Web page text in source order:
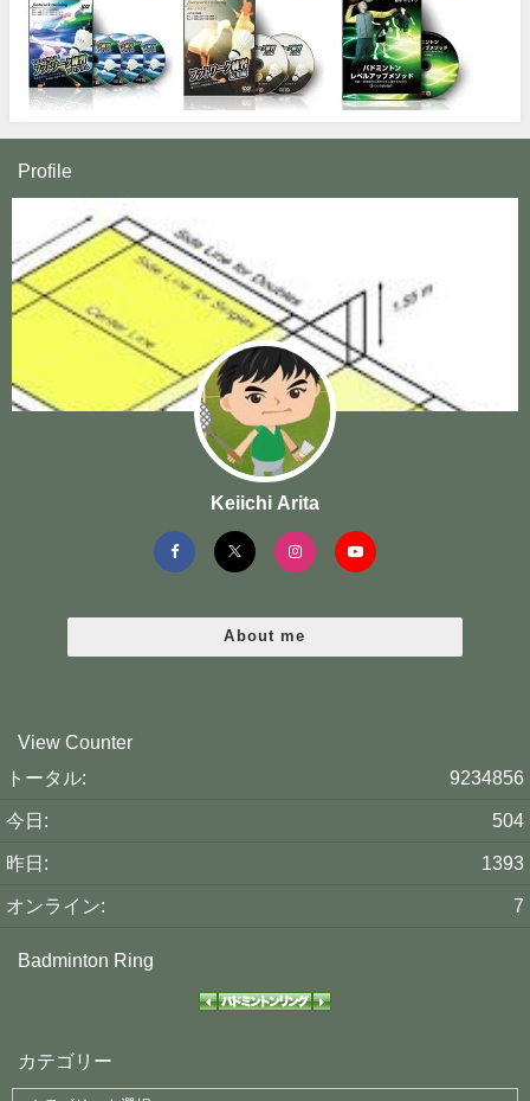
Profile
Keiichi Arita
About me
View Counter
9234856
トータル:
504
今日:
1393
昨日:
7
オンライン:
Badminton Ring
カテゴリー